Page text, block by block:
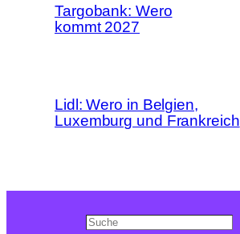
Targobank: Wero
kommt 2027
Lidl: Wero in Belgien,
Luxemburg und Frankreich
Search